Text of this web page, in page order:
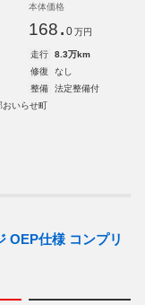
本体価格
168. 0 万円
走行
8.3万km
修復
なし
整備
法定整備付
おいらせ町
OEP仕様 コンプリ